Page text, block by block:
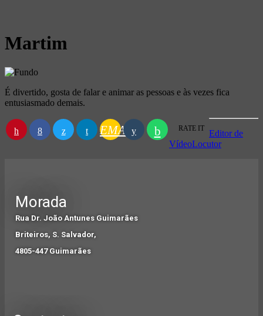
Martim
É divertido, gosta de falar e animar as pessoas e às vezes fica
entusiasmado demais.
EMAIL RATE IT Editor de
VídeoLocutor
Morada
Rua Dr. João Antunes Guimarães
Briteiros, S. Salvador,
4805-447 Guimarães